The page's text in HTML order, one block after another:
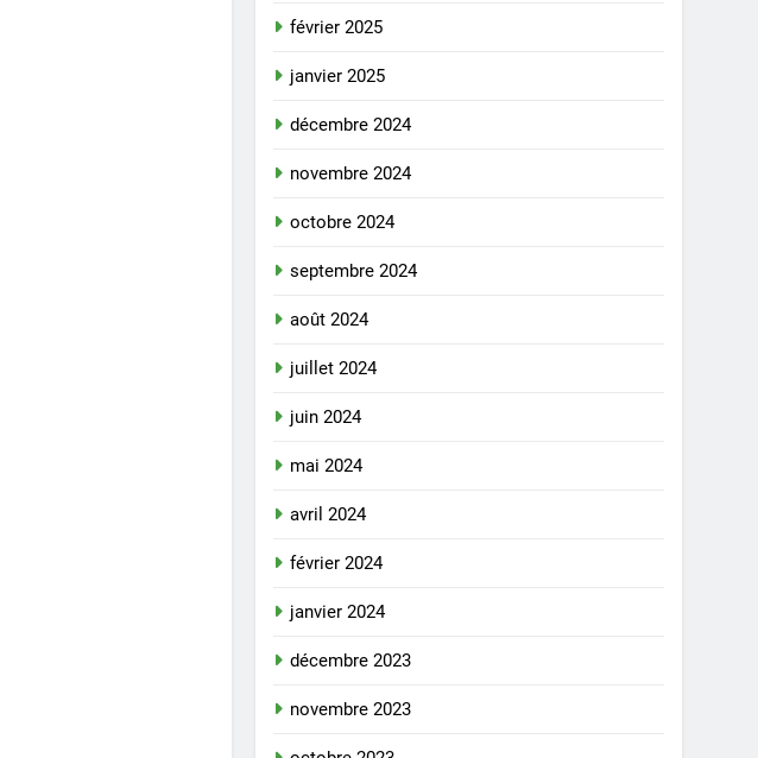
février 2025
janvier 2025
décembre 2024
novembre 2024
octobre 2024
septembre 2024
août 2024
juillet 2024
juin 2024
mai 2024
avril 2024
février 2024
janvier 2024
décembre 2023
novembre 2023